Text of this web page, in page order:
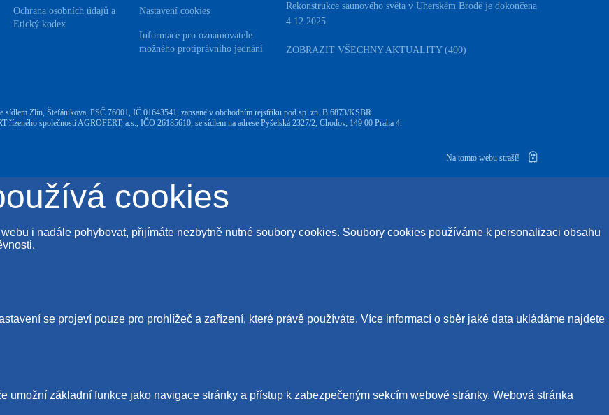
Ochrana osobních údajů a
Etický kodex
Nastavení cookies
Informace pro oznamovatele
možného protiprávního jednání
Rekonstrukce saunového světa v Uherském Brodě je dokončena
4.12.2025
ZOBRAZIT VŠECHNY AKTUALITY (400)
Zlín, Štefánikova, PSČ 76001, IČ 01643541, zapsané v obchodním rejstříku pod sp. zn. B 6873/KSBR.
společností AGROFERT, a.s., IČO 26185610, se sídlem na adrese Pyšelská 2327/2, Chodov, 149 00 Praha 4.
Na tomto webu straší!
cookies
i nadále pohybovat, přijímáte nezbytně nutné soubory cookies. Soubory cookies používáme k personalizaci obsahu
se projeví pouze pro prohlížeč a zařízení, které právě používáte. Více informací o sběr jaké data ukládáme najdete
umožní základní funkce jako navigace stránky a přístup k zabezpečeným sekcím webové stránky. Webová stránka